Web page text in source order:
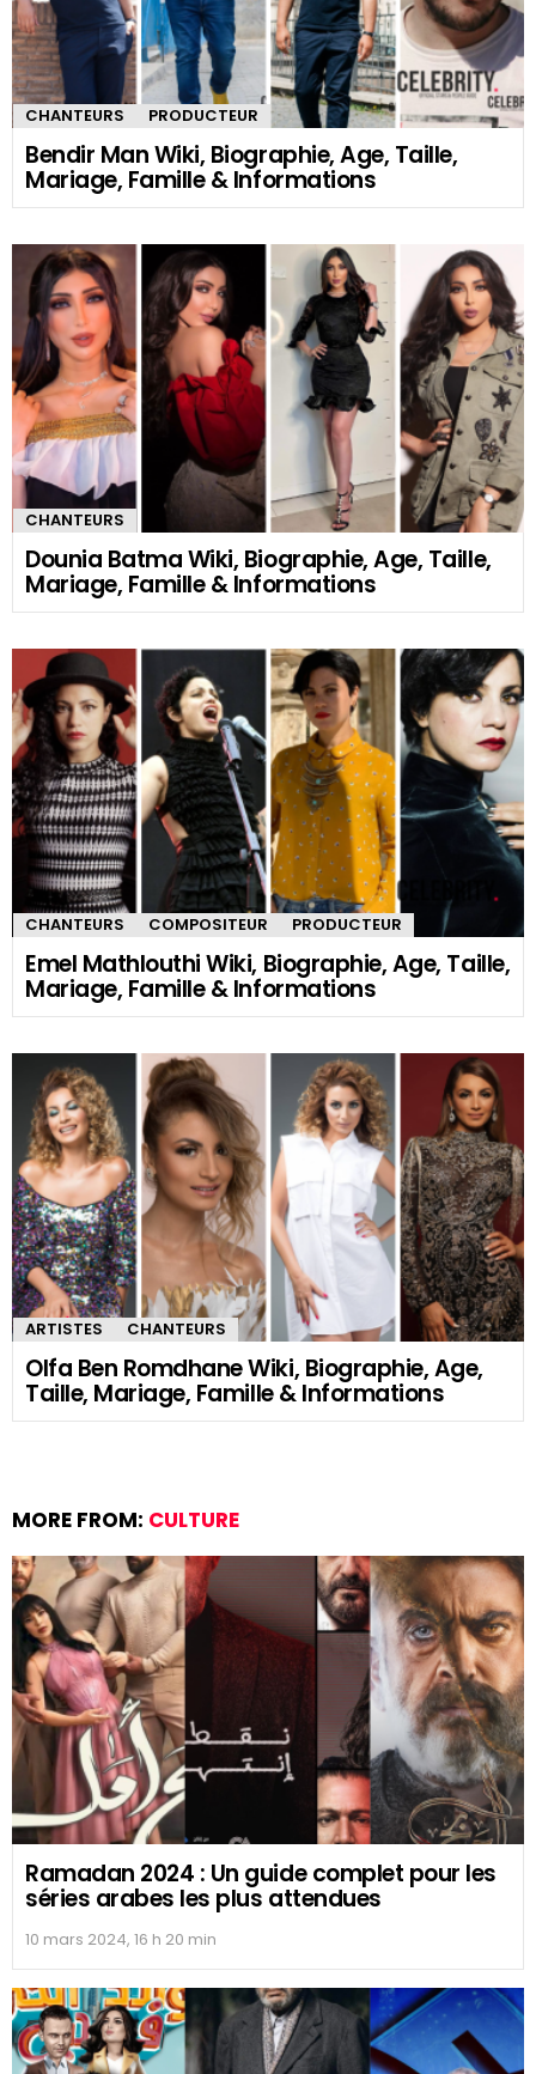
CHANTEURS PRODUCTEUR
Bendir Man Wiki, Biographie, Age, Taille,
Mariage, Famille & Informations
CHANTEURS
Dounia Batma Wiki, Biographie, Age, Taille,
Mariage, Famille & Informations
CHANTEURS COMPOSITEUR PRODUCTEUR
Emel Mathlouthi Wiki, Biographie, Age, Taille,
Mariage, Famille & Informations
ARTISTES CHANTEURS
Olfa Ben Romdhane Wiki, Biographie, Age,
Taille, Mariage, Famille & Informations
MORE FROM: CULTURE
Ramadan 2024 : Un guide complet pour les
séries arabes les plus attendues
10 mars 2024, 16 h 20 min